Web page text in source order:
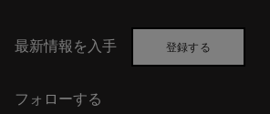
初級から中級のプレーヤーには、SFX Evoが
フェスにおいて快適さを提供します。上級者
Tere 2は、快適さと軽さを求めるプレーヤ
ぞれスピードと安定性のニーズに応えます。
最新情報を入手 登録する
フォローする